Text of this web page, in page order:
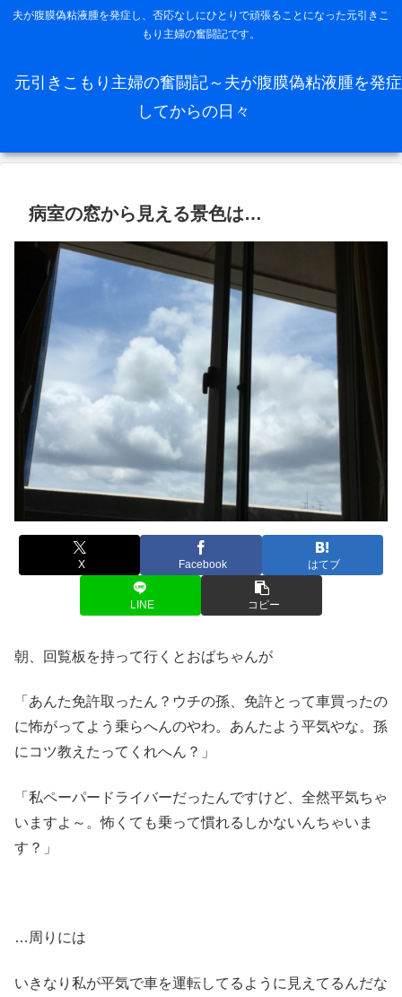
夫が腹膜偽粘液腫を発症し、否応なしにひとりで頑張ることになった元引きこ
もり主婦の奮闘記です。
元引きこもり主婦の奮闘記～夫が腹膜偽粘液腫を発症
してからの日々
病室の窓から見える景色は…
X Facebook はてブ
LINE コピー
朝、回覧板を持って行くとおばちゃんが
「あんた免許取ったん？ウチの孫、免許とって車買ったの
に怖がってよう乗らへんのやわ。あんたよう平気やな。孫
にコツ教えたってくれへん？」
「私ペーパードライバーだったんですけど、全然平気ちゃ
いますよ～。怖くても乗って慣れるしかないんちゃいま
す？」
…周りには
いきなり私が平気で車を運転してるように見えてるんだな